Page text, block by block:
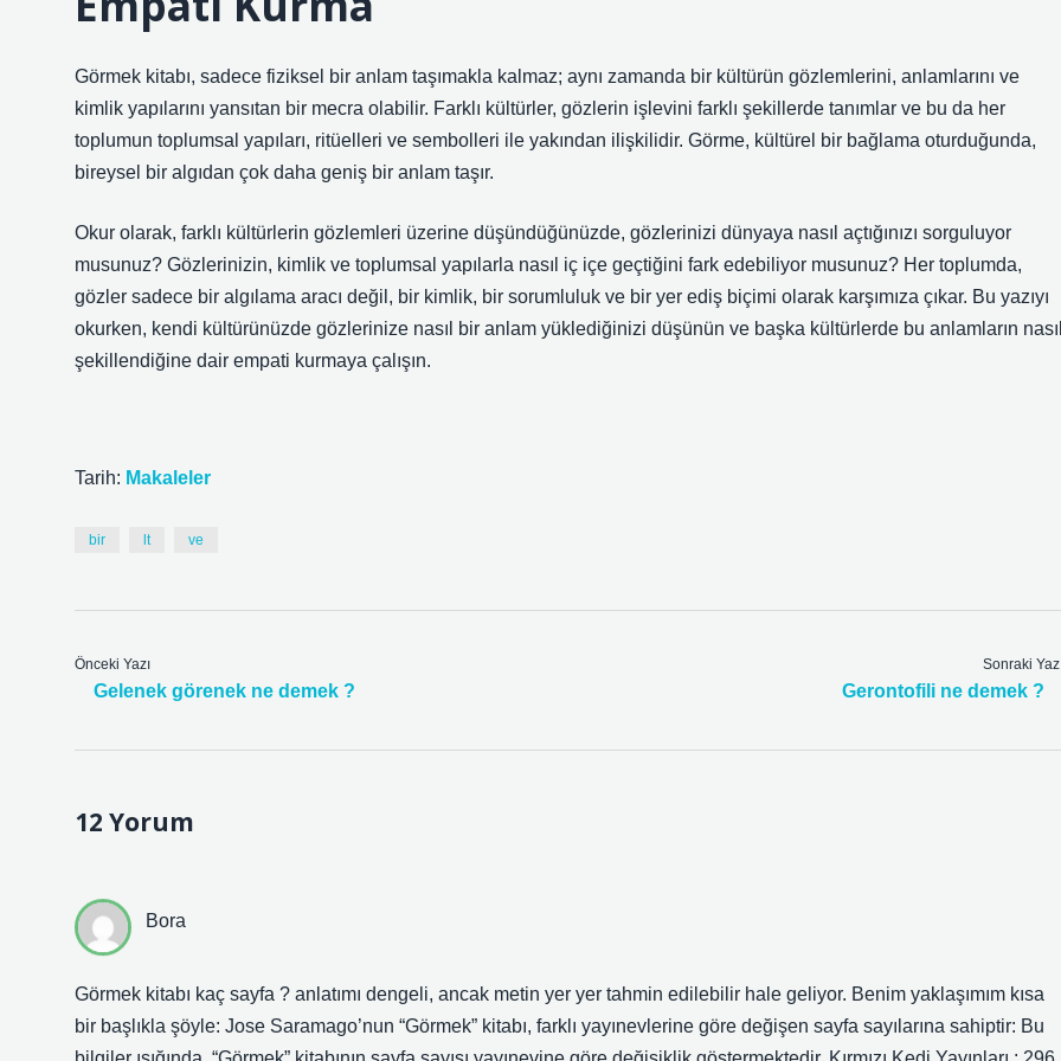
Görmek kitabı, sadece fiziksel bir anlam taşımakla kalmaz; aynı zamanda bir kültürün gözlemlerini, anlamlarını ve
kimlik yapılarını yansıtan bir mecra olabilir. Farklı kültürler, gözlerin işlevini farklı şekillerde tanımlar ve bu da her
toplumun toplumsal yapıları, ritüelleri ve sembolleri ile yakından ilişkilidir. Görme, kültürel bir bağlama oturduğunda,
bireysel bir algıdan çok daha geniş bir anlam taşır.
Okur olarak, farklı kültürlerin gözlemleri üzerine düşündüğünüzde, gözlerinizi dünyaya nasıl açtığınızı sorguluyor
musunuz? Gözlerinizin, kimlik ve toplumsal yapılarla nasıl iç içe geçtiğini fark edebiliyor musunuz? Her toplumda,
gözler sadece bir algılama aracı değil, bir kimlik, bir sorumluluk ve bir yer ediş biçimi olarak karşımıza çıkar. Bu yazıyı
okurken, kendi kültürünüzde gözlerinize nasıl bir anlam yüklediğinizi düşünün ve başka kültürlerde bu anlamların
şekillendiğine dair empati kurmaya çalışın.
Tarih: Makaleler
bir lt ve
Önceki Yazı
Gelenek görenek ne demek ?
Sonraki
Gerontofili ne demek ?
12 Yorum
Bora
Görmek kitabı kaç sayfa ? anlatımı dengeli, ancak metin yer yer tahmin edilebilir hale geliyor. Benim yaklaşımım kısa
bir başlıkla şöyle: Jose Saramago’nun “Görmek” kitabı, farklı yayınevlerine göre değişen sayfa sayılarına sahiptir: Bu